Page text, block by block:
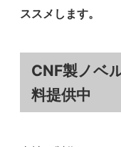
ススメします。
CNF製ノベ
料提供中